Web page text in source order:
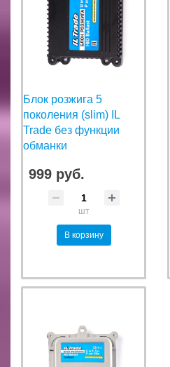
Блок розжига 5
поколения (slim) IL
Trade без функции
обманки
999 руб.
шт
В корзину